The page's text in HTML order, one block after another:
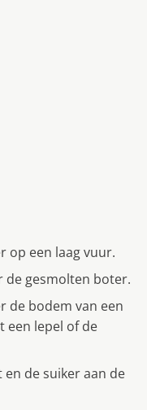
op een laag vuur.
de gesmolten boter.
de bodem van een
een lepel of de
de suiker aan de